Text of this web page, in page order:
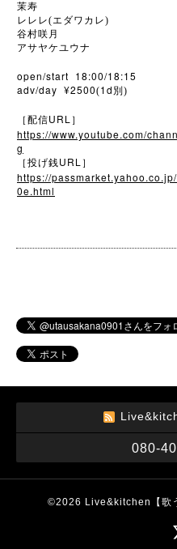
茉寿
レレレ(エダワカレ)
谷村咲月
アサヤケユウナ
open/start 18:00/18:15
adv/day ¥2500(1d 別)
［配信URL ］
https://www.youtube.com/
g
［投げ銭URL ］
https://
0e.html
080-
©2026 Live&kitchen【歌